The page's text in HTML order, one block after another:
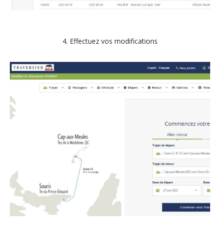
4. Effectuez vos modifications